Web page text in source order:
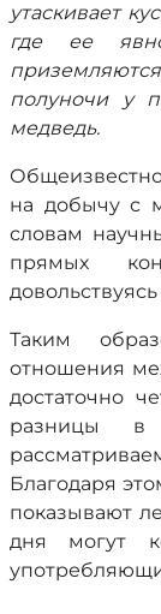
утаскивает
где ее
полуночи у
медведь.
на добычу с
словам
прямых
Таким
отношения
достаточно
разницы в
Благодаря
показывают
дня могут